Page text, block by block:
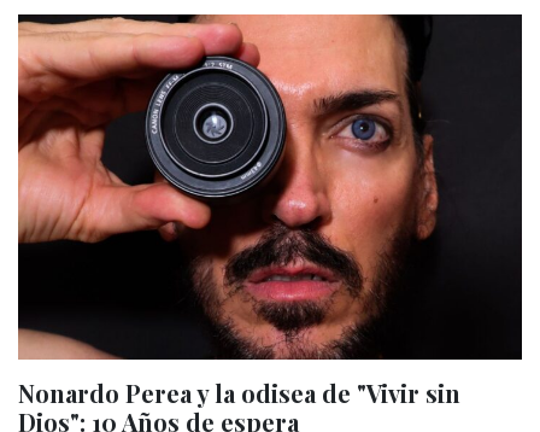
Nonardo Perea y la odisea de "Vivir sin
Dios": 10 Años de espera